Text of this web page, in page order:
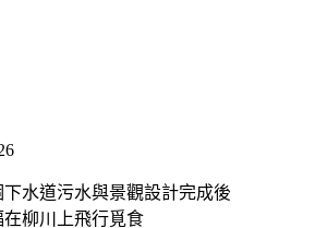
水道污水與景觀設計完成後
柳川上飛行覓食